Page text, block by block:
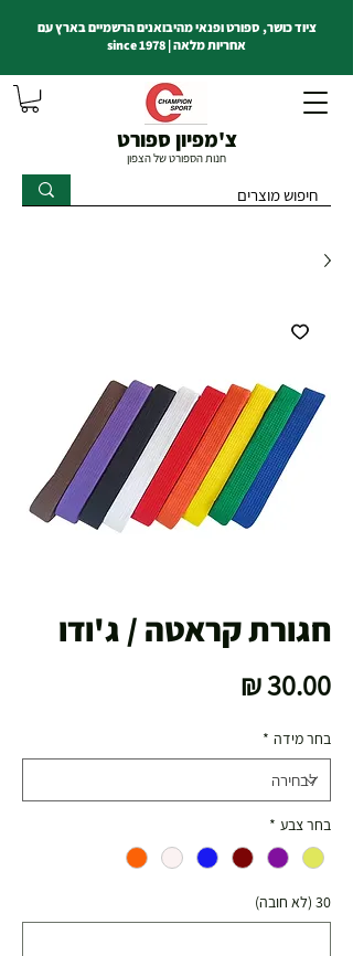
צ'מפיון ספורט
חנות הספורט של הצפון
ציוד כושר, ספורט ופנאי מהיבואנים הרשמיים בארץ עם
אחריות מלאה | since 1978
חגורת קראטה / ג'ודו
בחר מידה *
בחר צבע *
30 (לא חובה)